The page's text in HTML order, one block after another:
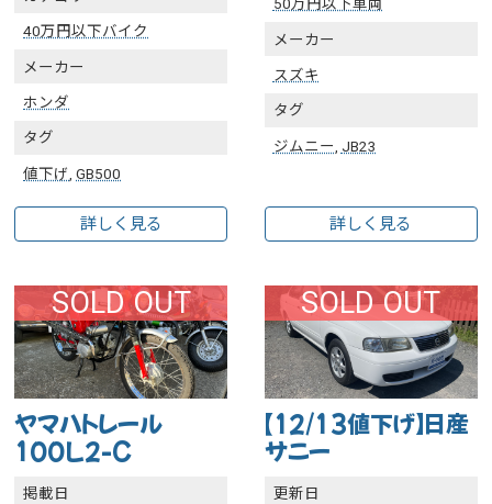
40万円以下バイク
メーカー
ホンダ
タグ
値下げ ,GB500
詳しく見る
50万円以下車両
メーカー
スズキ
タグ
ジムニー JB23
詳しく見る
SOLD OUT
ヤマハトレール
100L2-C
掲載日
SOLD OUT
【12/13値下げ】日産
サニー
更新日